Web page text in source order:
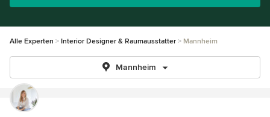
Alle Experten Interior Designer & Raumausstatter Mannheim
Mannheim